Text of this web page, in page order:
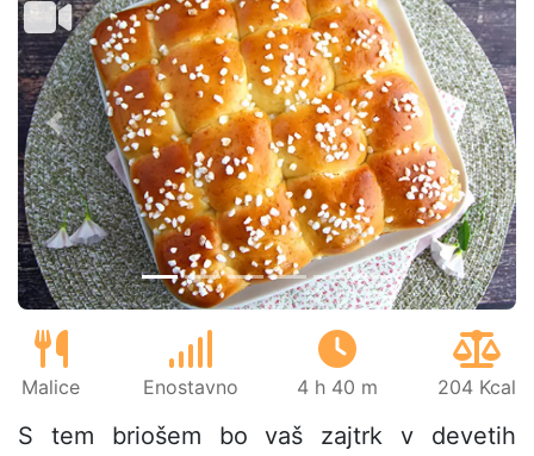
Prejšnji
Malice Enostavno 4 h 40 m 204 Kcal
S tem briošem bo vaš zajtrk v devetih